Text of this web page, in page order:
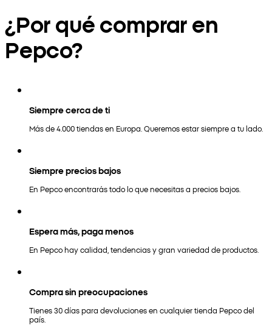
¿Por qué comprar en
Pepco?
Siempre cerca de ti
Más de 4.000 tiendas en Europa. Queremos estar siempre a tu lado.
Siempre precios bajos
En Pepco encontrarás todo lo que necesitas a precios bajos.
Espera más, paga menos
En Pepco hay calidad, tendencias y gran variedad de productos.
Compra sin preocupaciones
Tienes 30 días para devoluciones en cualquier tienda Pepco del
país.